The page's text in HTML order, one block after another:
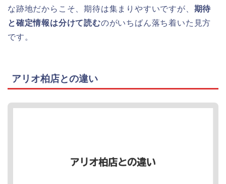
な跡地だからこそ、期待は集まりやすいですが、 期待
と確定情報は分けて読むのがいちばん落ち着いた見方
です。
アリオ柏店との違い